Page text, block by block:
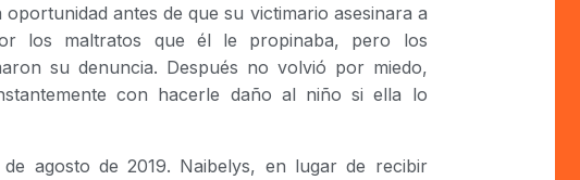
antes de que su victimario asesinara a
los maltratos que él le propinaba, pero los
su denuncia. Después no volvió por miedo,
con hacerle daño al niño si ella lo
agosto de 2019. Naibelys, en lugar de recibir